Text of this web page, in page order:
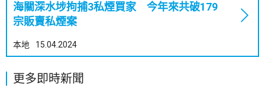
海關深水埗拘捕3私煙買家 今年來共破179
宗販賣私煙案
本地 15.04.2024
更多即時新聞